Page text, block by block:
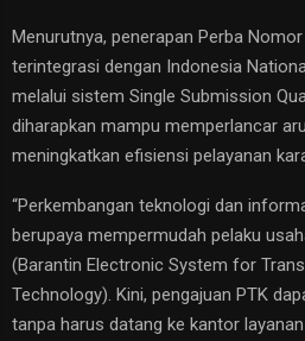
Menurutnya, penerapan Perba
terintegrasi dengan Indonesia
melalui sistem Single Submission
diharapkan mampu memperlancar
meningkatkan efisiensi pelayanan
“Perkembangan teknologi dan
berupaya mempermudah pelaku
(Barantin Electronic System for
Technology). Kini, pengajuan PTK
tanpa harus datang ke kantor